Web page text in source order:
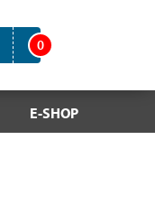
0
E-SHOP